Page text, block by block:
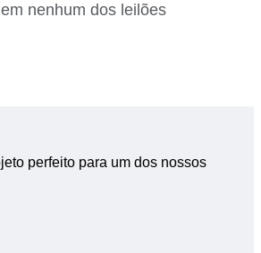
nenhum dos leilões
perfeito para um dos nossos